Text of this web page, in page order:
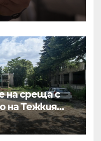
на среща с
на Тежкия